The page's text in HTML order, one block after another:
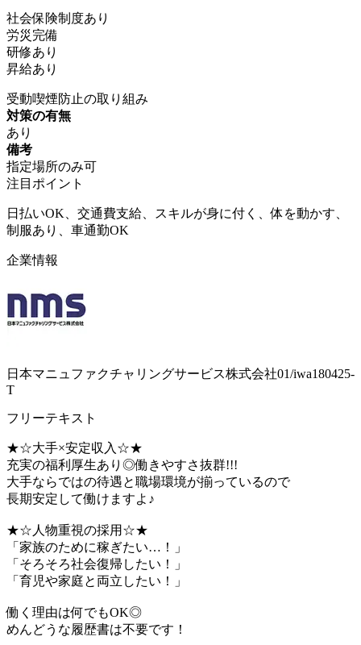
社会保険制度あり
労災完備
研修あり
昇給あり
受動喫煙防止の取り組み
対策の有無
あり
備考
指定場所のみ可
注目ポイント
日払いOK、交通費支給、スキルが身に付く、体を動かす、
制服あり、車通勤OK
企業情報
日本マニュファクチャリングサービス株式会社01/iwa180425-
T
フリーテキスト
★☆大手×安定収入☆★
充実の福利厚生あり◎働きやすさ抜群!!!
大手ならではの待遇と職場環境が揃っているので
長期安定して働けますよ♪
★☆人物重視の採用☆★
「家族のために稼ぎたい…！」
「そろそろ社会復帰したい！」
「育児や家庭と両立したい！」
働く理由は何でもOK◎
めんどうな履歴書は不要です！